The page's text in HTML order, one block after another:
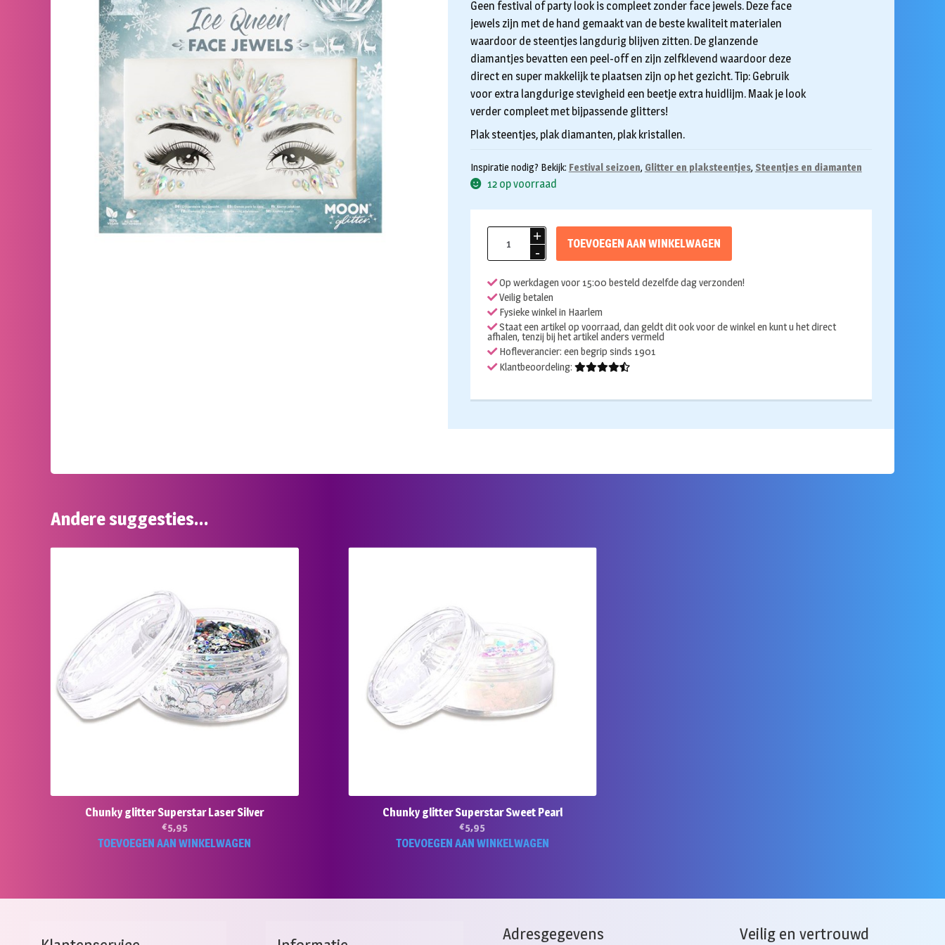
Geen festival of party look is compleet zonder face jewels. Deze face
jewels zijn met de hand gemaakt van de beste kwaliteit materialen
waardoor de steentjes langdurig blijven zitten. De glanzende
diamantjes bevatten een peel-off en zijn zelfklevend waardoor deze
direct en super makkelijk te plaatsen zijn op het gezicht. Tip: Gebruik
voor extra langdurige stevigheid een beetje extra huidlijm. Maak je look
verder compleet met bijpassende glitters!
Plak steentjes, plak diamanten, plak kristallen.
Inspiratie nodig? Bekijk: Festival seizoen, Glitter en plaksteentjes, Steentjes en diamanten
12 op voorraad
jewels
Ice
Queen
aantal
TOEVOEGEN AAN WINKELWAGEN
Op werkdagen voor 15:00 besteld dezelfde dag verzonden!
Veilig betalen
Fysieke winkel in Haarlem
Staat een artikel op voorraad, dan geldt dit ook voor de winkel en kunt u het direct
afhalen, tenzij bij het artikel anders vermeld
Hofleverancier: een begrip sinds 1901
Klantbeoordeling:
Andere suggesties…
Chunky glitter Superstar Laser Silver
€5,95
TOEVOEGEN AAN WINKELWAGEN
Chunky glitter Superstar Sweet Pearl
€5,95
TOEVOEGEN AAN WINKELWAGEN
Adresgegevens Veilig en vertrouwd